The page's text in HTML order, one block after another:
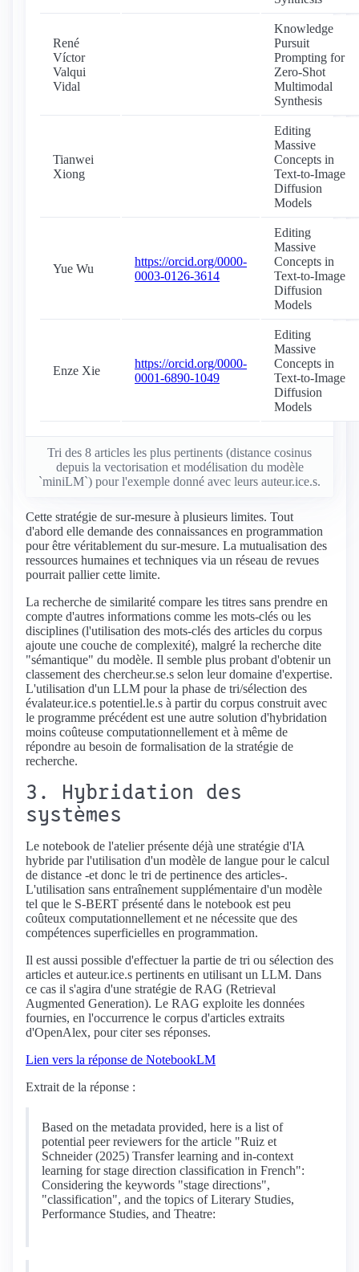
René
Víctor
Valqui
Vidal
Knowledge
Pursuit
Prompting for
Zero-Shot
Multimodal
Synthesis
Tianwei
Xiong
Editing
Massive
Concepts in
Text-to-Image
Diffusion
Models
Yue Wu
https://orcid.org/0000-
0003-0126-3614
Editing
Massive
Concepts in
Text-to-Image
Diffusion
Models
Enze Xie
https://orcid.org/0000-
0001-6890-1049
Editing
Massive
Concepts in
Text-to-Image
Diffusion
Models
Tri des 8 articles les plus pertinents (distance cosinus
depuis la vectorisation et modélisation du modèle
`miniLM`) pour l'exemple donné avec leurs auteur.ice.s.
Cette stratégie de sur-mesure à plusieurs limites. Tout
d'abord elle demande des connaissances en programmation
pour être véritablement du sur-mesure. La mutualisation des
ressources humaines et techniques via un réseau de revues
pourrait pallier cette limite.
La recherche de similarité compare les titres sans prendre en
compte d'autres informations comme les mots-clés ou les
disciplines (l'utilisation des mots-clés des articles du corpus
ajoute une couche de complexité), malgré la recherche dite
"sémantique" du modèle. Il semble plus probant d'obtenir un
classement des chercheur.se.s selon leur domaine d'expertise.
L'utilisation d'un LLM pour la phase de tri/sélection des
évalateur.ice.s potentiel.le.s à partir du corpus construit avec
le programme précédent est une autre solution d'hybridation
moins coûteuse computationnellement et à même de
répondre au besoin de formalisation de la stratégie de
recherche.
3. Hybridation des
systèmes
Le notebook de l'atelier présente déjà une stratégie d'IA
hybride par l'utilisation d'un modèle de langue pour le calcul
de distance -et donc le tri de pertinence des articles-.
L'utilisation sans entraînement supplémentaire d'un modèle
tel que le S-BERT présenté dans le notebook est peu
coûteux computationnellement et ne nécessite que des
compétences superficielles en programmation.
Il est aussi possible d'effectuer la partie de tri ou sélection des
articles et auteur.ice.s pertinents en utilisant un LLM. Dans
ce cas il s'agira d'une stratégie de RAG (Retrieval
Augmented Generation). Le RAG exploite les données
fournies, en l'occurrence le corpus d'articles extraits
d'OpenAlex, pour citer ses réponses.
Lien vers la réponse de NotebookLM
Extrait de la réponse :
Based on the metadata provided, here is a list of
potential peer reviewers for the article "Ruiz et
Schneider (2025) Transfer learning and in-context
learning for stage direction classification in French":
Considering the keywords "stage directions",
"classification", and the topics of Literary Studies,
Performance Studies, and Theatre: